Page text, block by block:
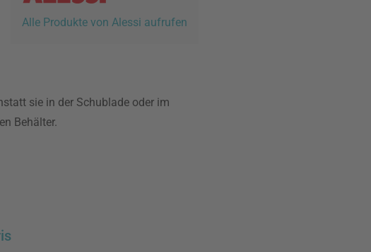
Alle Produkte von Alessi aufrufen
sie in der Schublade oder im
Behälter.